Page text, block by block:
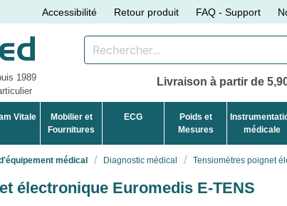
Accessibilité Retour produit FAQ - Support
1989
Livraison à partir de
Vitale
Mobilier et
Fournitures
ECG
Poids et
Mesures
médicale
médical Diagnostic médical Tensiomètres poignet
électronique Euromedis E-TENS